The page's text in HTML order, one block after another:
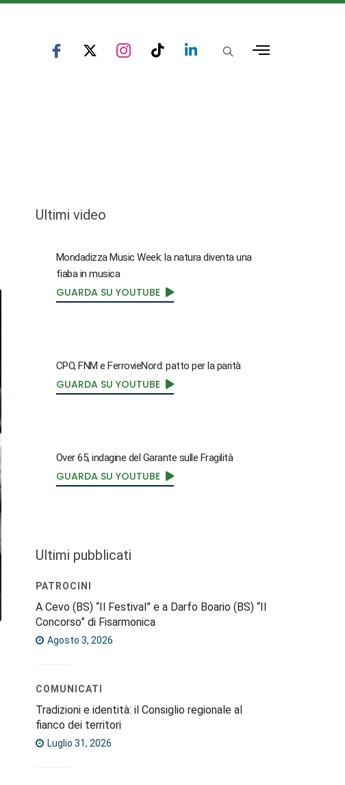
Ultimi video
Mondadizza Music Week: la natura diventa una
fiaba in musica
GUARDA SU YOUTUBE
CPO, FNM e FerrovieNord: patto per la parità
GUARDA SU YOUTUBE
Over 65, indagine del Garante sulle Fragilità
GUARDA SU YOUTUBE
Ultimi pubblicati
PATROCINI
A Cevo (BS) “Il Festival” e a Darfo Boario (BS) “Il
Concorso” di Fisarmonica
Agosto 3, 2026
COMUNICATI
Tradizioni e identità: il Consiglio regionale al
fianco dei territori
Luglio 31, 2026